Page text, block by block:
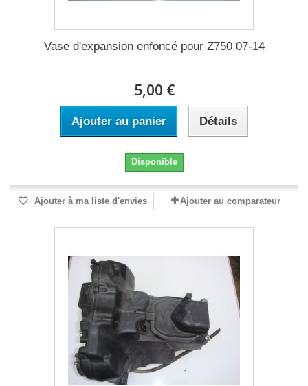
Vase d'expansion enfoncé pour Z750 07-14
5,00 €
Ajouter au panier Détails
Disponible
Ajouter à ma liste d'envies Ajouter au comparateur